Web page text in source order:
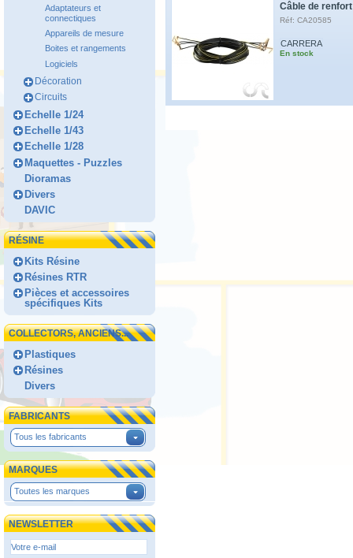
Adaptateurs et
connectiques
Appareils de mesure
Boites et rangements
Logiciels
Décoration
Circuits
Echelle 1/24
Echelle 1/43
Echelle 1/28
Maquettes - Puzzles
Dioramas
Divers
DAVIC
RÉSINE
Kits Résine
Résines RTR
Pièces et accessoires
spécifiques Kits
COLLECTORS, ANCIENS...
Plastiques
Résines
Divers
FABRICANTS
Tous les fabricants
MARQUES
Toutes les marques
NEWSLETTER
Câble de
Réf: CA20585
CARRERA
En stock